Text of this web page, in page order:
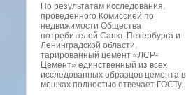
По результатам исследования,
проведенного Комиссией по
недвижимости Общества
потребителей Санкт-Петербурга и
Ленинградской области,
тарированный цемент «ЛСР-
Цемент» единственный из всех
исследованных образцов цемента в
мешках полностью отвечает ГОСТу.